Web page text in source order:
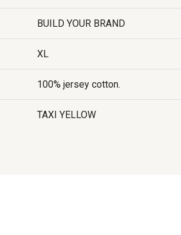
BUILD YOUR BRAND
XL
100% jersey cotton.
TAXI YELLOW